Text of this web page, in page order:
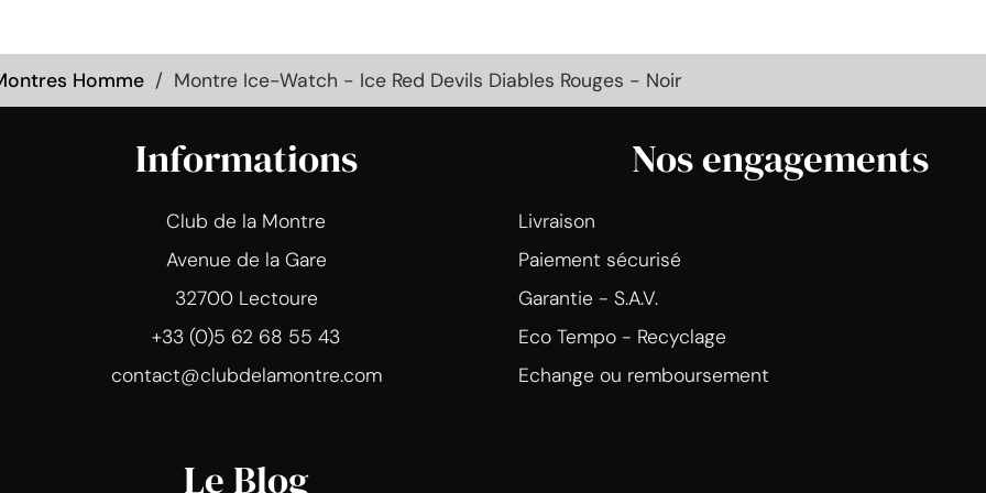
Homme Montre Ice-Watch - Ice Red Devils Diables Rouges - Noir
Informations
Club de la Montre
Avenue de la Gare
32700 Lectoure
+33 (0)5 62 68 55 43
contact@clubdelamontre.com
Nos engagements
Livraison
Paiement sécurisé
Garantie - S.A.V.
Eco Tempo - Recyclage
Echange ou remboursement
Le Blog